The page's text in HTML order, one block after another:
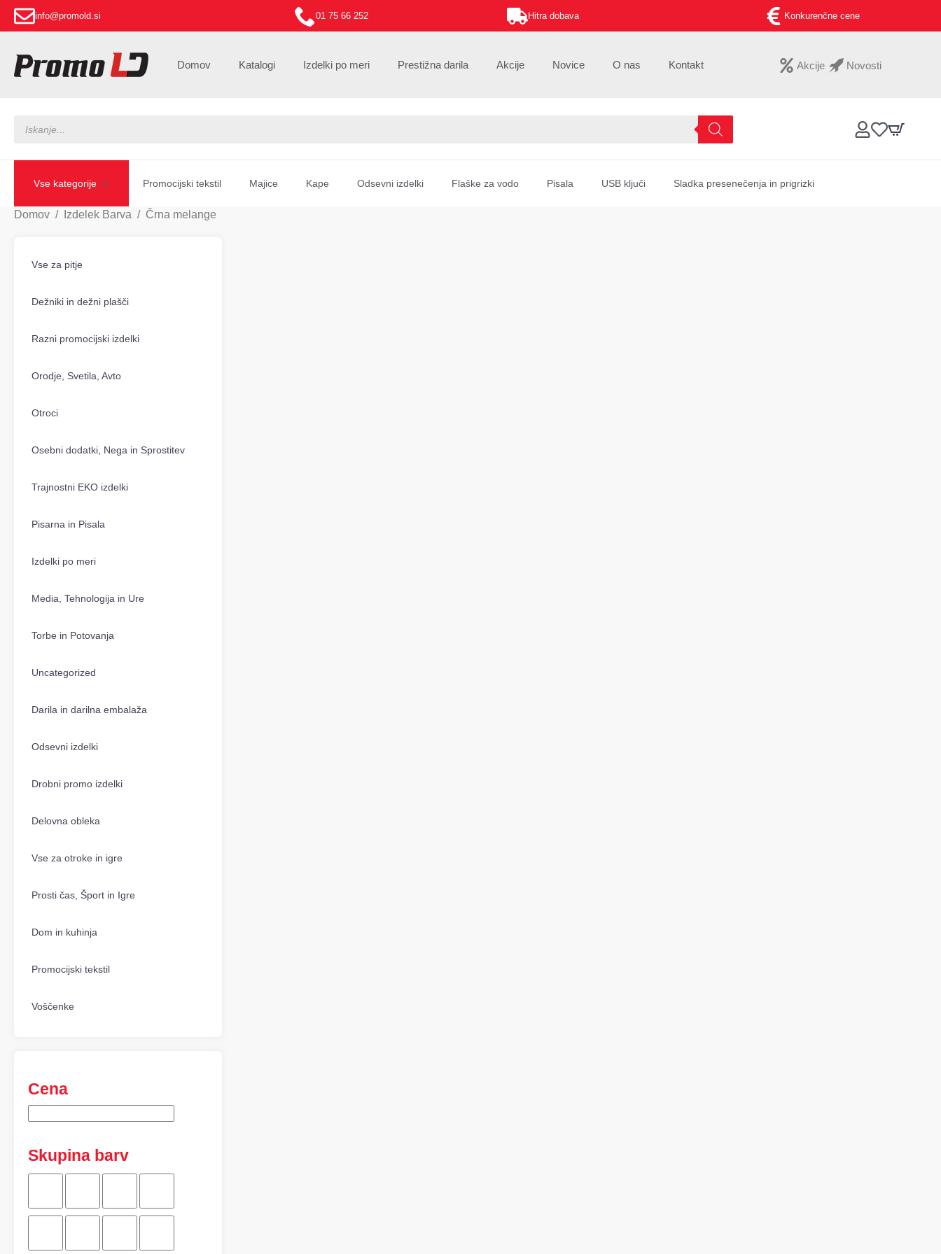
info@promold.si 01 75 66 252 Hitra dobava Konkurenčne cene
Domov Katalogi Izdelki po meri Prestižna darila Akcije Novice O nas Kontakt Akcije Novosti
search
Vse kategorije Promocijski tekstil Majice Kape Odsevni izdelki Flaške za vodo Pisala USB ključi Sladka presenečenja in prigrizki
Domov Izdelek Barva Črna melange
Vse za pitje
Dežniki in dežni plašči
Razni promocijski izdelki
Orodje, Svetila, Avto
Otroci
Osebni dodatki, Nega in Sprostitev
Trajnostni EKO izdelki
Pisarna in Pisala
Izdelki po meri
Media, Tehnologija in Ure
Torbe in Potovanja
Uncategorized
Darila in darilna embalaža
Odsevni izdelki
Drobni promo izdelki
Delovna obleka
Vse za otroke in igre
Prosti čas, Šport in Igre
Dom in kuhinja
Promocijski tekstil
Voščenke
Cena
Skupina barv